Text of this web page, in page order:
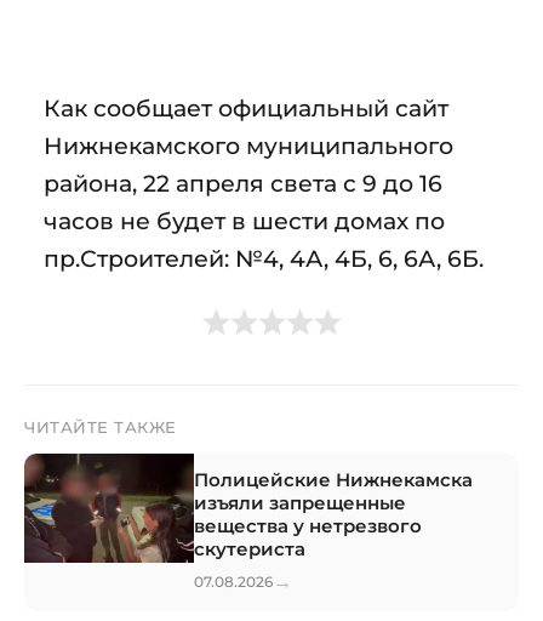
Как сообщает официальный сайт
Нижнекамского муниципального
района, 22 апреля света с 9 до 16
часов не будет в шести домах по
пр.Строителей: №4, 4А, 4Б, 6, 6А, 6Б.
ЧИТАЙТЕ ТАКЖЕ
Полицейские Нижнекамска
изъяли запрещенные
вещества у нетрезвого
скутериста
07.08.2026 →